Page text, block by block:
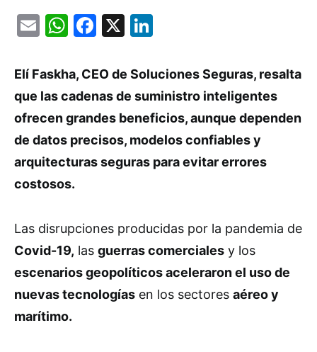
EmailWhatsApp
Facebook
X
Elí Faskha, CEO de Soluciones Seguras, resalta
que las cadenas de suministro inteligentes
ofrecen grandes beneficios, aunque dependen
de datos precisos, modelos confiables y
arquitecturas seguras para evitar errores
costosos.
Las disrupciones producidas por la pandemia de
Covid-19, las guerras comerciales y los
escenarios geopolíticos aceleraron el uso de
nuevas tecnologías en los sectores aéreo y
marítimo.